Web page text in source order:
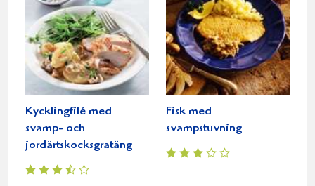
Kycklingfilé med
svamp- och
jordärtskocksgratäng
Fisk med
svampstuvning